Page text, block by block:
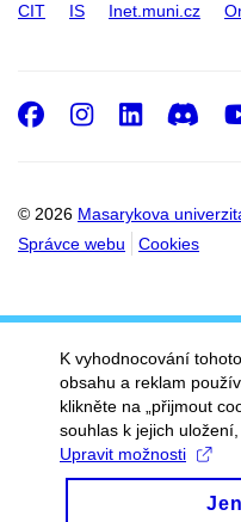
CIT IS Inet.muni.cz
© 2026 Masarykova
Správce webu
Cookies
Facebook
K vyhodnocování
obsahu a reklam
klikněte na „přijmout
souhlas k jejich
Upravit možnosti